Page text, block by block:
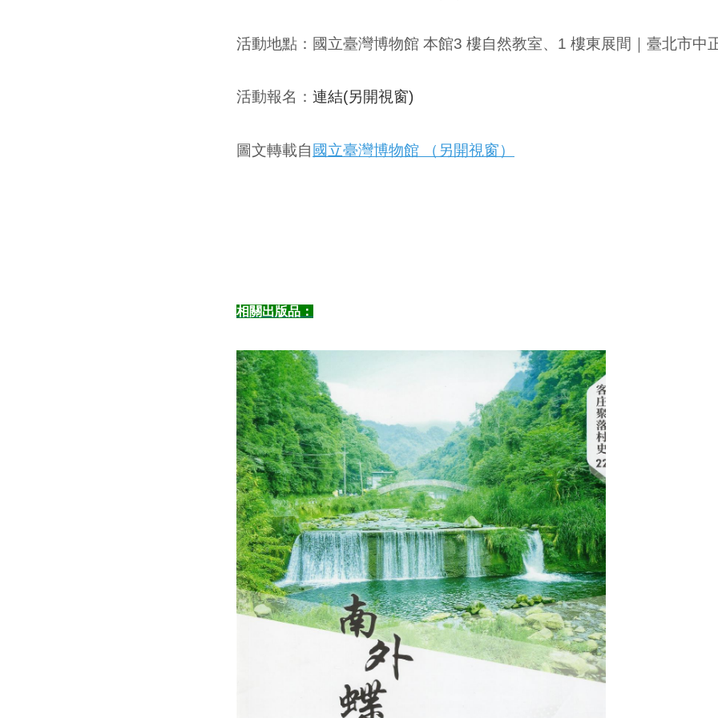
活動地點 ：國立臺灣博物館 本館3 樓自然教室、1 樓東展間 ｜臺北市中
活動報名 ： 連結(另開視窗)
圖文轉載自 國立臺灣博物館 （另開視窗）
相關出版品：